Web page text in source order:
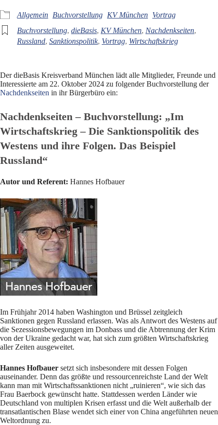
Allgemein Buchvorstellung KV München Vortrag
Buchvorstellung, dieBasis, KV München, Nachdenkseiten,
Russland, Sanktionspolitik, Vortrag, Wirtschaftskrieg
Der dieBasis Kreisverband München lädt alle Mitglieder, Freunde und
Interessierte am 22. Oktober 2024 zu folgender Buchvorstellung der
Nachdenkseiten in ihr Bürgerbüro ein:
Nachdenkseiten – Buchvorstellung: „Im
Wirtschaftskrieg – Die Sanktionspolitik des
Westens und ihre Folgen. Das Beispiel
Russland“
Autor und Referent: Hannes Hofbauer
Im Frühjahr 2014 haben Washington und Brüssel zeitgleich
Sanktionen gegen Russland erlassen. Was als Antwort des Westens auf
die Sezessionsbewegungen im Donbass und die Abtrennung der Krim
von der Ukraine gedacht war, hat sich zum größten Wirtschaftskrieg
aller Zeiten ausgeweitet.
Hannes Hofbauer setzt sich insbesondere mit dessen Folgen
auseinander. Denn das größte und ressourcenreichste Land der Welt
kann man mit Wirtschaftssanktionen nicht „ruinieren“, wie sich das
Frau Baerbock gewünscht hatte. Stattdessen werden Länder wie
Deutschland von multiplen Krisen erfasst und die Welt außerhalb der
transatlantischen Blase wendet sich einer von China angeführten neuen
Weltordnung zu.